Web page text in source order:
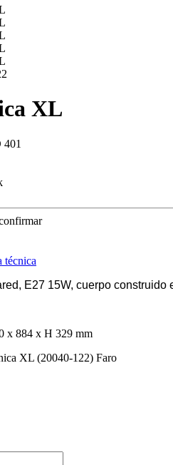
XL
401
técnica
E27 15W, cuerpo
x 884 x H 329 mm
XL (20040-122) Faro